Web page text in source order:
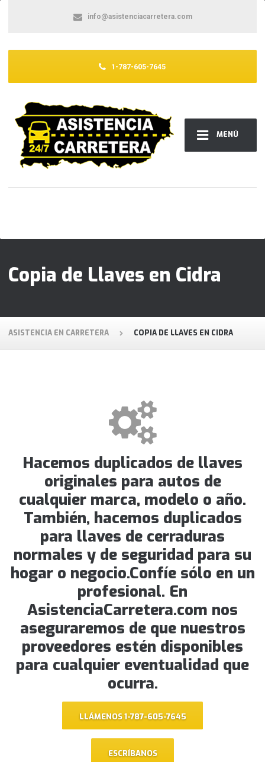
MENÚ
info@asistenciacarretera.com
1-787-605-7645
Copia de Llaves en Cidra
ASISTENCIA EN CARRETERA COPIA DE LLAVES EN CIDRA
Hacemos duplicados de llaves
originales para autos de
cualquier marca, modelo o año.
También, hacemos duplicados
para llaves de cerraduras
normales y de seguridad para su
hogar o negocio.Confíe sólo en un
profesional. En
AsistenciaCarretera.com nos
aseguraremos de que nuestros
proveedores estén disponibles
para cualquier eventualidad que
ocurra.
LLÁMENOS 1-787-605-7645
ESCRÍBANOS